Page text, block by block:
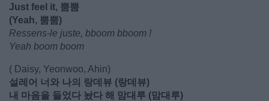
Just feel it, 뿜뿜
(Yeah, 뿜뿜)
Ressens-le juste, bboom bboom !
Yeah boom boom
( Daisy, Yeonwoo, Ahin)
설레어 너와 나의 랑데뷰 (랑데뷰)
내 마음을 들었다 놨다 해 맘대루 (맘대루)